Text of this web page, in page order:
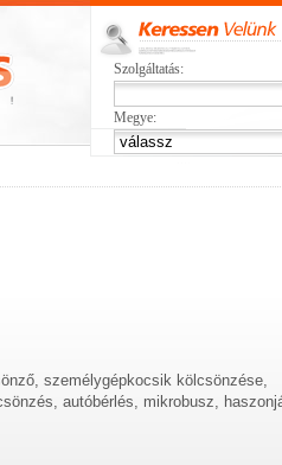
Szolgáltatás:
Megye:
személygépkocsik kölcsönzése,
autóbérlés, mikrobusz,